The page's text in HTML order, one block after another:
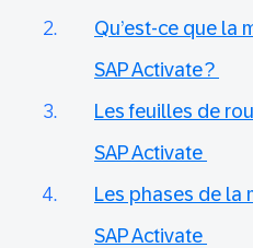
Qu’est-ce que la
SAP Activate ?
Les feuilles de
SAP Activate
Les phases de la
SAP Activate